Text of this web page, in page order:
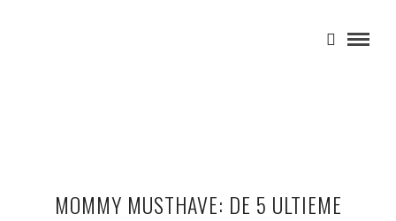
MOMMY MUSTHAVE: DE 5 ULTIEME